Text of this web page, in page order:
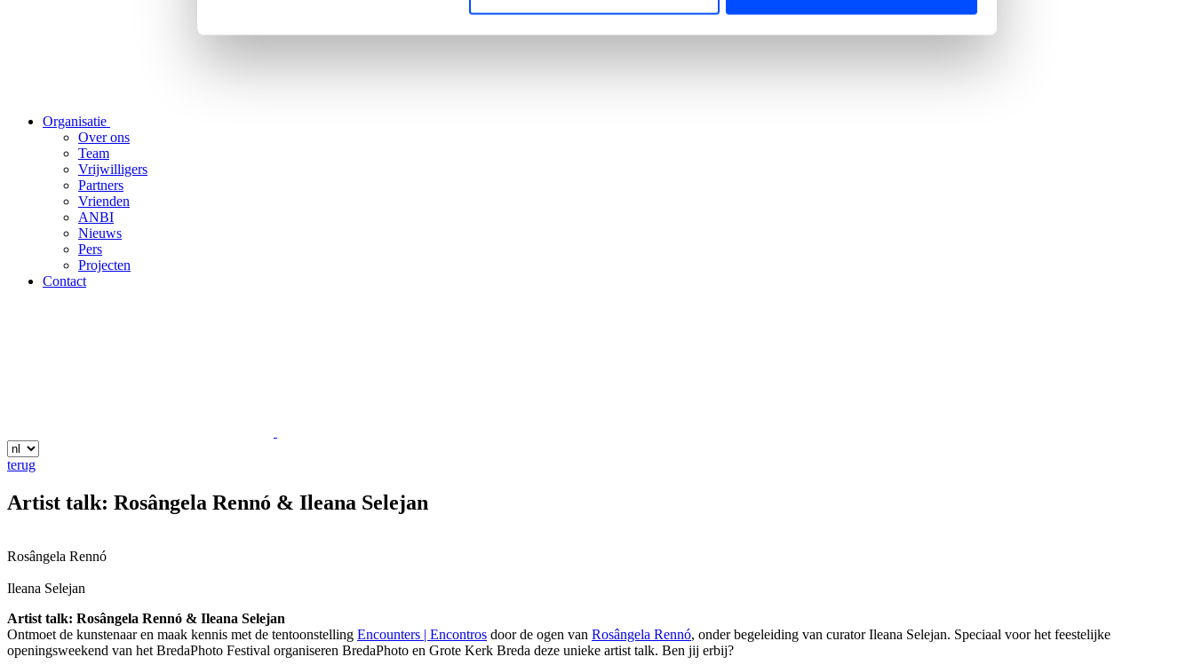
Organisatie
Over ons
Team
Vrijwilligers
Partners
Vrienden
ANBI
Nieuws
Pers
Projecten
Contact
terug
Artist talk: Rosângela Rennó & Ileana Selejan
Rosângela Rennó
Ileana Selejan
Artist talk: Rosângela Rennó & Ileana Selejan
Ontmoet de kunstenaar en maak kennis met de tentoonstelling Encounters | Encontros door de ogen van Rosângela Rennó, onder begeleiding van curator Ileana Selejan. Speciaal voor het feestelijke
openingsweekend van het BredaPhoto Festival organiseren BredaPhoto en Grote Kerk Breda deze unieke artist talk. Ben jij erbij?